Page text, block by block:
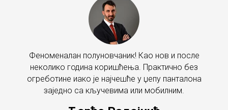
Феноменалан полуновчаник! Као нов и после
неколико година коришћења. Практично без
огреботине иако је најчешће у џепу панталона
заједно са кључевима или мобилним.